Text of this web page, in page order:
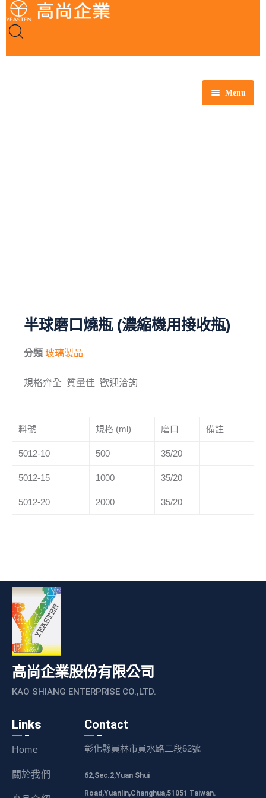
Menu
半球磨口燒瓶 (濃縮機用接收瓶)
分類 玻璃製品
規格齊全 質量佳 歡迎洽詢
料號 規格 (ml) 磨口 備註
5012-10 500 35/20
5012-15 1000 35/20
5012-20 2000 35/20
高尚企業股份有限公司
KAO SHIANG ENTERPRISE CO.,LTD.
Links
Home
關於我們
Contact
彰化縣員林市員水路二段62號
62,Sec.2,Yuan Shui
Road,Yuanlin,Changhua,51051 Taiwan.